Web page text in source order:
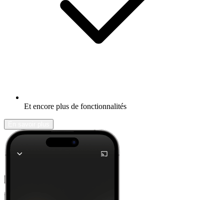
Et encore plus de fonctionnalités